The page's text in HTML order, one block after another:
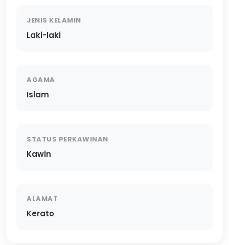
JENIS KELAMIN
Laki-laki
AGAMA
Islam
STATUS PERKAWINAN
Kawin
ALAMAT
Kerato